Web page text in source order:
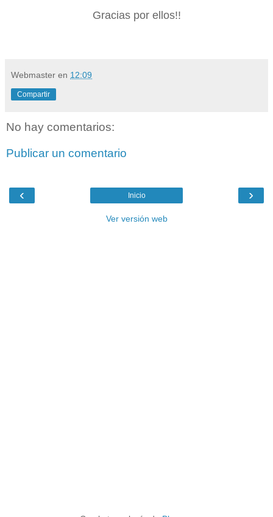
Gracias por ellos!!
Webmaster en 12:09
Compartir
No hay comentarios:
Publicar un comentario
‹ ›
Inicio
Ver versión web